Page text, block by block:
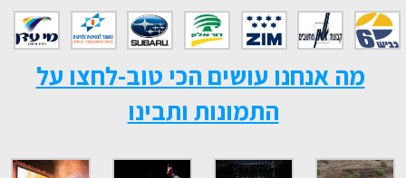
מה אנחנו עושים הכי טוב-לחצו על
התמונות ותבינו